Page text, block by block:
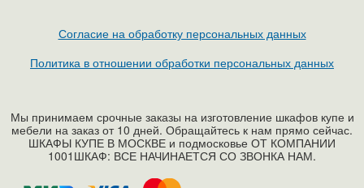
Согласие на обработку персональных данных
Политика в отношении обработки персональных данных
Мы принимаем срочные заказы на изготовление шкафов купе и
мебели на заказ от 10 дней. Обращайтесь к нам прямо сейчас.
ШКАФЫ КУПЕ В МОСКВЕ и подмосковье ОТ КОМПАНИИ
1001ШКАФ: ВСЕ НАЧИНАЕТСЯ СО ЗВОНКА НАМ.